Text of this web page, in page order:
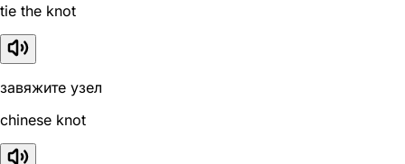
tie the knot
завяжите узел
chinese knot